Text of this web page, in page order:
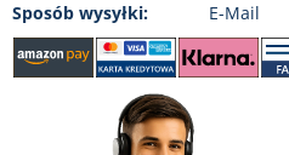
Sposób wysyłki:
E-Mail